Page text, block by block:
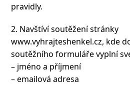
pravidly.
2. Navštíví soutěžení stránky
www.vyhrajteshenkel.cz, kde
soutěžního formuláře vyplní
– jméno a příjmení
– emailová adresa